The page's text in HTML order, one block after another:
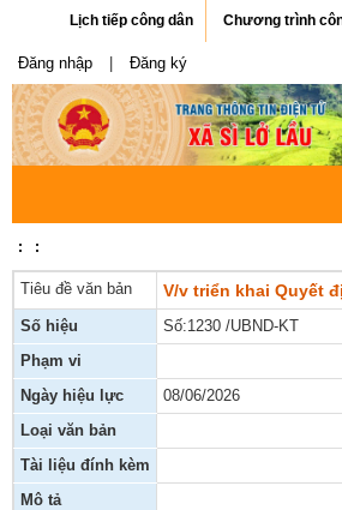
Lịch tiếp công dân Chương trình
Đăng nhập Đăng ký
: :
Tiêu đề văn bản V/v triển khai Quyết
Số hiệu Số:1230 /UBND-KT
Phạm vi
Ngày hiệu lực
08/06/2026
Loại văn bản
Tài liệu đính kèm
Mô tả